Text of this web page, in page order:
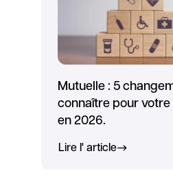
Mutuelle : 5
connaître pour
en 2026.
Lire l' article